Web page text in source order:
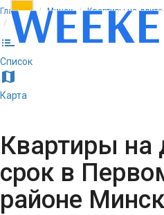
Главная Минск
Квартиры на
Первомайский район
list
Список
map
Карта
Квартиры на
срок в
районе